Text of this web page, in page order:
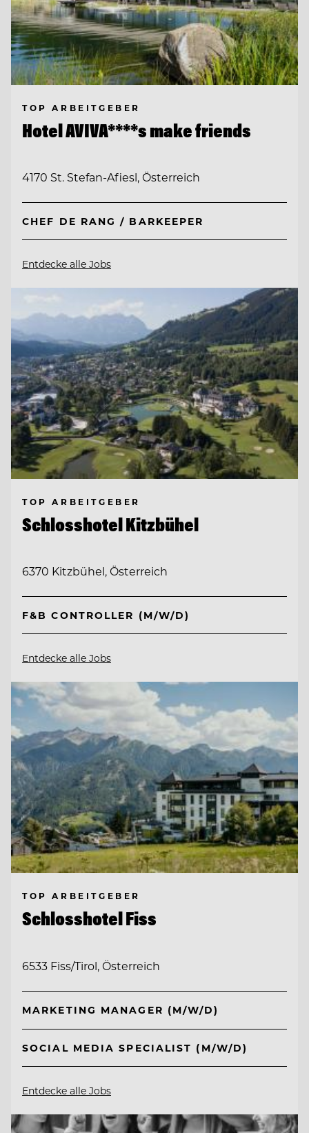
TOP ARBEITGEBER
Hotel AVIVA****s make friends
4170 St. Stefan-Afiesl, Österreich
CHEF DE RANG / BARKEEPER
Entdecke alle Jobs
TOP ARBEITGEBER
Schlosshotel Kitzbühel
6370 Kitzbühel, Österreich
F&B CONTROLLER (M/W/D)
Entdecke alle Jobs
TOP ARBEITGEBER
Schlosshotel Fiss
6533 Fiss/Tirol, Österreich
MARKETING MANAGER (M/W/D)
SOCIAL MEDIA SPECIALIST (M/W/D)
Entdecke alle Jobs